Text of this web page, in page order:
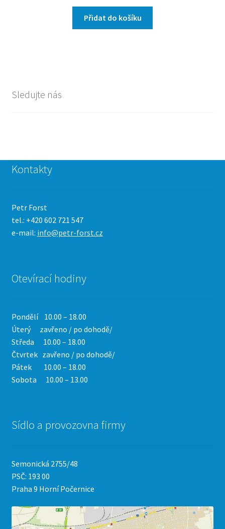
Přidat do košíku
Sledujte nás
Kontakty
Petr Forst
tel.: +420 602 721 547
e-mail: info@petr-forst.cz
Otevírací hodiny
Pondělí 10.00 – 18.00
Úterý zavřeno / po dohodě/
Středa 10.00 – 18.00
Čtvrtek zavřeno / po dohodě/
Pátek 10.00 – 18.00
Sobota 10.00 – 13.00
Sídlo a provozovna firmy
Semonická 2755/48
PSČ: 193 00
Praha 9 Horní Počernice